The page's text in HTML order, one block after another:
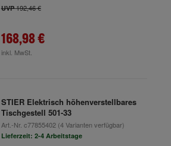
UVP192,46 €
168,98 €
inkl. MwSt.
STIER Elektrisch höhenverstellbares
Tischgestell 501-33
Art.-Nr. c77855402(4 Varianten verfügbar)
Lieferzeit: 2-4 Arbeitstage